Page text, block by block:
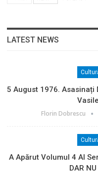
LATEST NEWS
5 August 1976. Asasinați
Florin Dobrescu
A Apărut Volumul 4 Al
DAR